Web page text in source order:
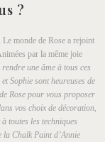
?
monde de Rose a rejoint
par la même joie
une âme à tous ces
Sophie sont heureuses de
Rose pour vous proposer
vos choix de décoration,
toutes les techniques
Chalk Paint d’Annie